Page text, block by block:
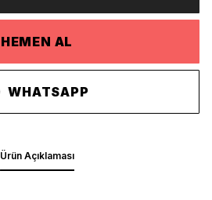
HEMEN AL
WHATSAPP
Ürün Açıklaması